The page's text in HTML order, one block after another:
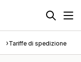
Tariffe di spedizione